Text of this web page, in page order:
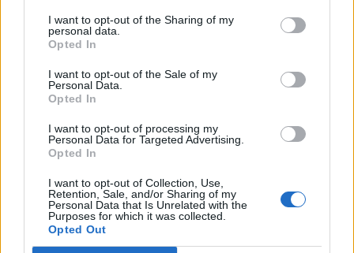
I want to opt-out of the Sharing of my
personal data.
Opted In
I want to opt-out of the Sale of my
Personal Data.
Opted In
I want to opt-out of processing my
Personal Data for Targeted Advertising.
Opted In
I want to opt-out of Collection, Use,
Retention, Sale, and/or Sharing of my
Personal Data that Is Unrelated with the
Purposes for which it was collected.
Opted Out